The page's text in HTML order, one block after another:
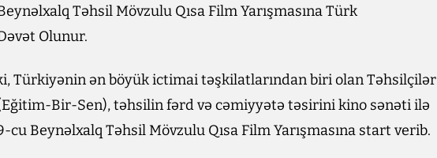
Təhsil Mövzulu Qısa Film Yarışmasına Türk
Olunur.
Türkiyənin ən böyük ictimai təşkilatlarından biri olan Təhsilçilər
Bir-Sen), təhsilin fərd və cəmiyyətə təsirini kino sənəti ilə
Beynəlxalq Təhsil Mövzulu Qısa Film Yarışmasına start verib.